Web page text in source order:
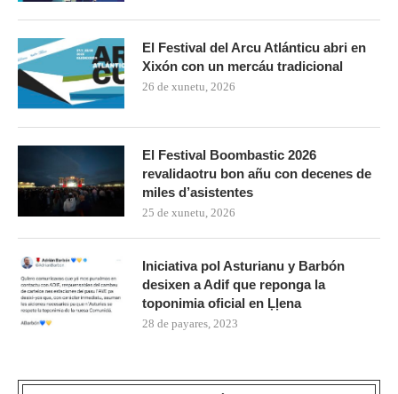
El Festival del Arcu Atlánticu abri en
Xixón con un mercáu tradicional
26 de xunetu, 2026
El Festival Boombastic 2026
revalidaotru bon añu con decenes de
miles d’asistentes
25 de xunetu, 2026
Iniciativa pol Asturianu y Barbón
desixen a Adif que reponga la
toponimia oficial en Ḷḷena
28 de payares, 2023